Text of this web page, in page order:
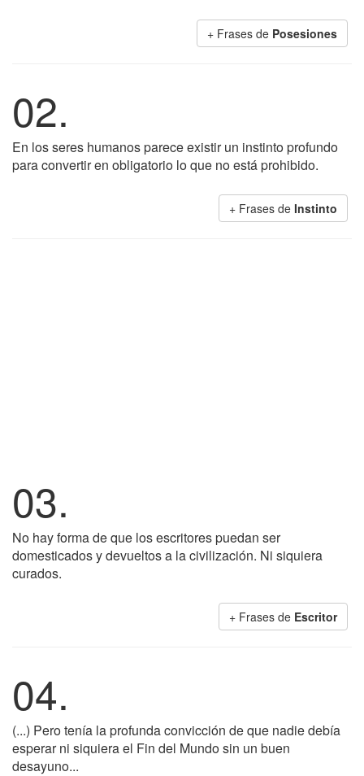
+ Frases de Posesiones
02.
En los seres humanos parece existir un instinto profundo
para convertir en obligatorio lo que no está prohibido.
+ Frases de Instinto
03.
No hay forma de que los escritores puedan ser
domesticados y devueltos a la civilización. Ni siquiera
curados.
+ Frases de Escritor
04.
(...) Pero tenía la profunda convicción de que nadie debía
esperar ni siquiera el Fin del Mundo sin un buen
desayuno...